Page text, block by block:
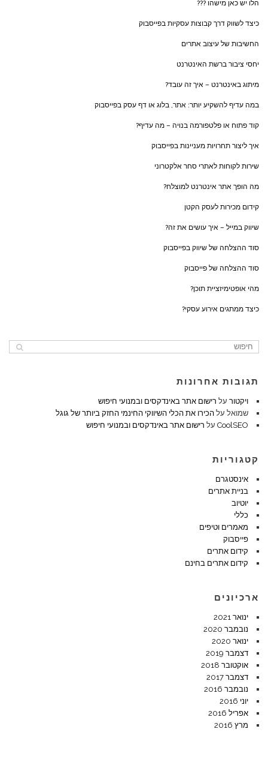
הלו יש כאן מישהו ???
כיצד לשווק דרך קבוצות עסקיות בפייסבוק
החשיבות של עיצוב אתרים
יחסי ציבור ברשת האינטרנט
מיתוג באינטרנט – איך זה עובד?
במה עדיף להשקיע יותר: אתר, בלוג או דף עסק בפייסבוק
קוד פתוח או פלטפורמה בנויה – מה עדיף?
איך ליצור תחרויות מעניינות בפייסבוק
שירות לקוחות לאתרי סחר אלקטרוני
מה הופך אתר אינטרנט למוצלח?
קידום מכירות לעסק הקטן
שיווק במייל – איך עושים את זה?
סוד ההצלחה של שיווק בפייסבוק
סוד ההצלחה של פייסבוק
מהי אופטימיזציית תוכן?
כיצד ממתגים אירוע עסקי?
תגובות אחרונות
ויקטור על רישום אתר באינדקסים ובמנועי חיפוש
שמואל על הכירו את הכלי השיווקי החינמי החזק ביותר של גוגל
CoolSEO על רישום אתר באינדקסים ובמנועי חיפוש
קטגוריות
אינסטגרם
בניית אתרים
יוטיוב
כללי
מאמרים וטיפים
פייסבוק
קידום אתרים
קידום אתרים בחינם
ארכיונים
ינואר 2021
נובמבר 2020
ינואר 2020
דצמבר 2019
אוקטובר 2018
דצמבר 2017
נובמבר 2016
יוני 2016
אפריל 2016
מרץ 2016